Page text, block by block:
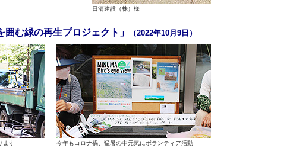
日清建設（株）様
囲む緑の再生プロジェクト」 （2022年10月9日）
ます 今年もコロナ禍、猛暑の中元気にボランティア活動